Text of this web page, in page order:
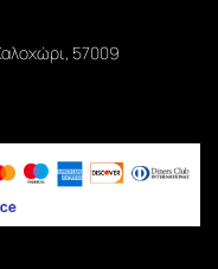
57009